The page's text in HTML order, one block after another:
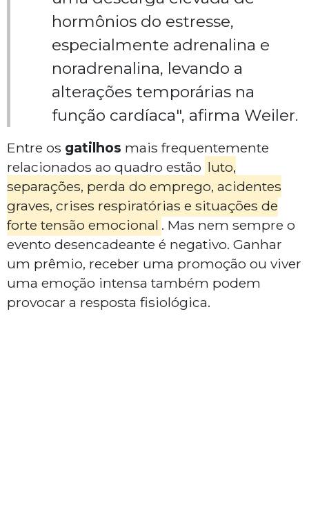
hormônios do estresse,
especialmente adrenalina e
noradrenalina, levando a
alterações temporárias na
função cardíaca", afirma Weiler.
Entre os gatilhos mais frequentemente
relacionados ao quadro estão luto,
separações, perda do emprego, acidentes
graves, crises respiratórias e situações de
forte tensão emocional . Mas nem sempre o
evento desencadeante é negativo. Ganhar
um prêmio, receber uma promoção ou viver
uma emoção intensa também podem
provocar a resposta fisiológica.